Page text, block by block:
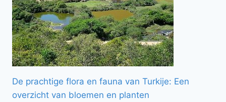
De prachtige flora en fauna van Turkije: Een
overzicht van bloemen en planten